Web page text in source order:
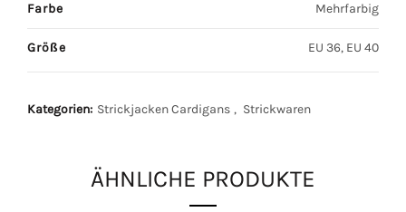
Farbe Mehrfarbig
Größe EU 36, EU 40
Kategorien: Strickjacken Cardigans , Strickwaren
ÄHNLICHE PRODUKTE